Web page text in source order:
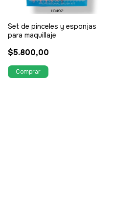
Set de pinceles y esponjas
para maquillaje
$5.800,00